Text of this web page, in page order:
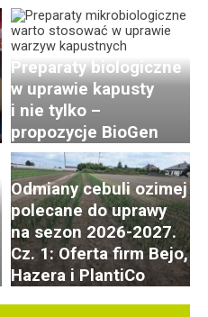
Preparaty biologiczne
w uprawie kapusty
i nie tylko –
propozycje BioGen
Odmiany cebuli ozimej
polecane do uprawy
na sezon 2026-2027.
Cz. 1: Oferta firm Bejo,
Hazera i PlantiCo